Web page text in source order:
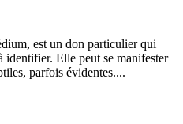
est un don particulier qui
identifier. Elle peut se manifester
parfois évidentes....